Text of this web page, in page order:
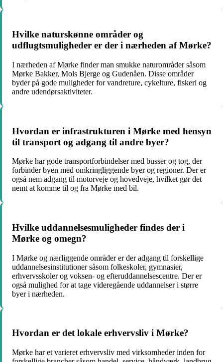
Hvilke naturskønne områder og
udflugtsmuligheder er der i nærheden af Mørke?
I nærheden af Mørke finder man smukke naturområder såsom
Mørke Bakker, Mols Bjerge og Gudenåen. Disse områder
byder på gode muligheder for vandreture, cykelture, fiskeri og
andre udendørsaktiviteter.
Hvordan er infrastrukturen i Mørke med hensyn
til transport og adgang til andre byer?
Mørke har gode transportforbindelser med busser og tog, der
forbinder byen med omkringliggende byer og regioner. Der er
også nem adgang til motorveje og hovedveje, hvilket gør det
nemt at komme til og fra Mørke med bil.
Hvilke uddannelsesmuligheder findes der i
Mørke og omegn?
I Mørke og nærliggende områder er der adgang til forskellige
uddannelsesinstitutioner såsom folkeskoler, gymnasier,
erhvervsskoler og voksen- og efteruddannelsescentre. Der er
også mulighed for at tage videregående uddannelser i større
byer i nærheden.
Hvordan er det lokale erhvervsliv i Mørke?
Mørke har et varieret erhvervsliv med virksomheder inden for